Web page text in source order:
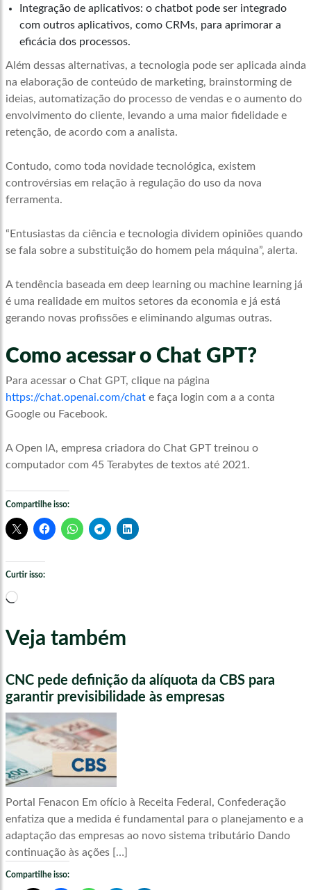
Integração de aplicativos: o chatbot pode ser integrado
com outros aplicativos, como CRMs, para aprimorar a
eficácia dos processos.
Além dessas alternativas, a tecnologia pode ser aplicada ainda
na elaboração de conteúdo de marketing, brainstorming de
ideias, automatização do processo de vendas e o aumento do
envolvimento do cliente, levando a uma maior fidelidade e
retenção, de acordo com a analista.
Contudo, como toda novidade tecnológica, existem
controvérsias em relação à regulação do uso da nova
ferramenta.
“Entusiastas da ciência e tecnologia dividem opiniões quando
se fala sobre a substituição do homem pela máquina”, alerta.
A tendência baseada em deep learning ou machine learning já
é uma realidade em muitos setores da economia e já está
gerando novas profissões e eliminando algumas outras.
Como acessar o Chat GPT?
Para acessar o Chat GPT, clique na página
https://chat.openai.com/chate faça login com a a conta
Google ou Facebook.
A Open IA, empresa criadora do Chat GPT treinou o
computador com 45 Terabytes de textos até 2021.
Compartilhe isso:
Curtir isso:
Carregando...
Veja também
CNC pede definição da alíquota da CBS para
garantir previsibilidade às empresas
Portal Fenacon Em ofício à Receita Federal, Confederação
enfatiza que a medida é fundamental para o planejamento e a
adaptação das empresas ao novo sistema tributário Dando
continuação às ações […]
Compartilhe isso: